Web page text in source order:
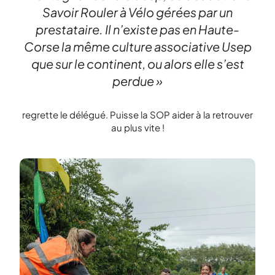
Savoir Rouler à Vélo gérées par un
prestataire. Il n’existe pas en Haute-
Corse la même culture associative Usep
que sur le continent, ou alors elle s’est
perdue »
regrette le délégué. Puisse la SOP aider à la retrouver
au plus vite !